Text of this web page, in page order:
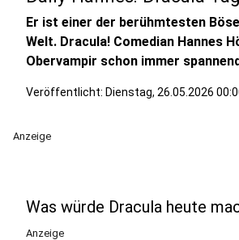
Er ist einer der berühmtesten
Welt. Dracula! Comedian Hannes
Obervampir schon immer
Veröffentlicht: Dienstag, 26.05.2026
Anzeige
Was würde Dracula heute
Anzeige